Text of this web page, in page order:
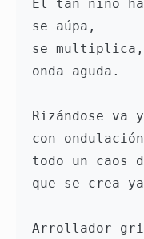
El tan niño
se aúpa,
se
onda aguda.
Rizándose va
con
todo un caos
que se crea
Arrollador